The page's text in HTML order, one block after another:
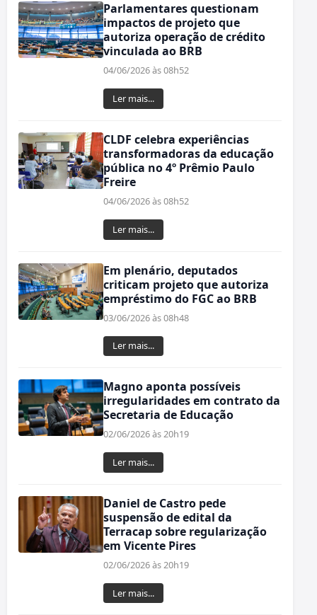
Parlamentares questionam
impactos de projeto que
autoriza operação de crédito
vinculada ao BRB
04/06/2026 às 08h52
Ler mais...
CLDF celebra experiências
transformadoras da educação
pública no 4º Prêmio Paulo
Freire
04/06/2026 às 08h52
Ler mais...
Em plenário, deputados
criticam projeto que autoriza
empréstimo do FGC ao BRB
03/06/2026 às 08h48
Ler mais...
Magno aponta possíveis
irregularidades em contrato da
Secretaria de Educação
02/06/2026 às 20h19
Ler mais...
Daniel de Castro pede
suspensão de edital da
Terracap sobre regularização
em Vicente Pires
02/06/2026 às 20h19
Ler mais...